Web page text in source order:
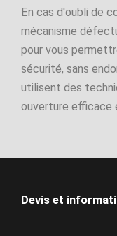
En cas d'oubli de
mécanisme
pour vous
sécurité, sans
utilisent des
ouverture efficace
Devis et